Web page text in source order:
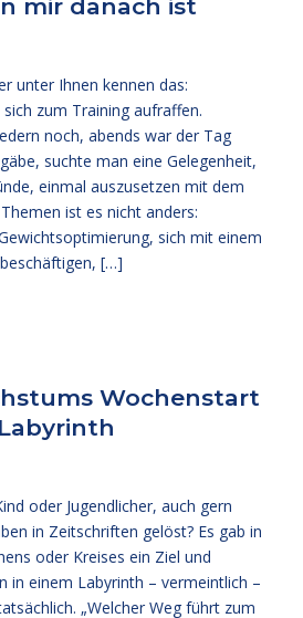
mir danach ist
unter Ihnen kennen das:
zum Training aufraffen.
noch, abends war der Tag
suchte man eine Gelegenheit,
einmal auszusetzen mit dem
ist es nicht anders:
sich mit einem
[…]
Wochenstart
oder Jugendlicher, auch gern
in Zeitschriften gelöst? Es gab in
oder Kreises ein Ziel und
in einem Labyrinth – vermeintlich –
„Welcher Weg führt zum